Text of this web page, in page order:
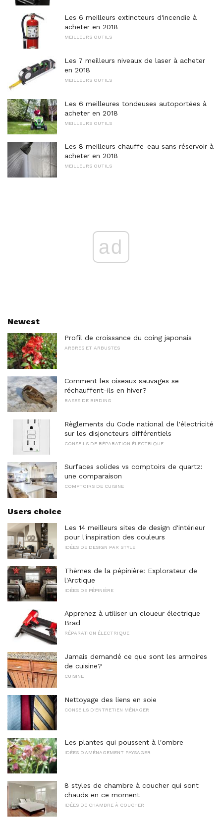
Les 6 meilleurs extincteurs d'incendie à
acheter en 2018
MEILLEURS OUTILS
Les 7 meilleurs niveaux de laser à acheter
en 2018
MEILLEURS OUTILS
Les 6 meilleures tondeuses autoportées à
acheter en 2018
MEILLEURS OUTILS
Les 8 meilleurs chauffe-eau sans réservoir à
acheter en 2018
MEILLEURS OUTILS
ad
Newest
Profil de croissance du coing japonais
ARBRES ET ARBUSTES
Comment les oiseaux sauvages se
réchauffent-ils en hiver?
BASES DE BIRDING
Règlements du Code national de l'électricité
sur les disjoncteurs différentiels
CONSEILS DE RÉPARATION ÉLECTRIQUE
Surfaces solides vs comptoirs de quartz:
une comparaison
COMPTOIRS DE CUISINE
Users choice
Les 14 meilleurs sites de design d'intérieur
pour l'inspiration des couleurs
IDÉES DE DESIGN PAR STYLE
Thèmes de la pépinière: Explorateur de
l'Arctique
IDÉES DE PÉPINIÈRE
Apprenez à utiliser un cloueur électrique
Brad
RÉPARATION ÉLECTRIQUE
Jamais demandé ce que sont les armoires
de cuisine?
CUISINE
Nettoyage des liens en soie
CONSEILS D'ENTRETIEN MÉNAGER
Les plantes qui poussent à l'ombre
IDÉES D'AMÉNAGEMENT PAYSAGER
8 styles de chambre à coucher qui sont
chauds en ce moment
IDÉES DE CHAMBRE À COUCHER